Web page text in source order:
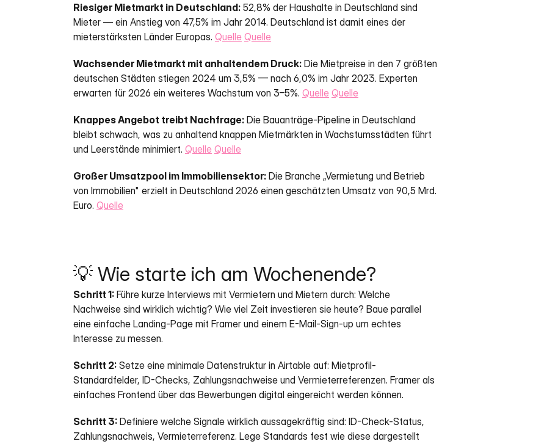
Riesiger Mietmarkt in Deutschland: 52,8% der Haushalte in Deutschland sind
Mieter — ein Anstieg von 47,5% im Jahr 2014. Deutschland ist damit eines der
mieterstärksten Länder Europas. Quelle Quelle
Wachsender Mietmarkt mit anhaltendem Druck: Die Mietpreise in den 7 größten
deutschen Städten stiegen 2024 um 3,5% — nach 6,0% im Jahr 2023. Experten
erwarten für 2026 ein weiteres Wachstum von 3–5%. Quelle Quelle
Knappes Angebot treibt Nachfrage: Die Bauanträge-Pipeline in Deutschland
bleibt schwach, was zu anhaltend knappen Mietmärkten in Wachstumsstädten führt
und Leerstände minimiert. Quelle Quelle
Großer Umsatzpool im Immobiliensektor: Die Branche „Vermietung und Betrieb
von Immobilien" erzielt in Deutschland 2026 einen geschätzten Umsatz von 90,5 Mrd.
Euro. Quelle
💡 Wie starte ich am Wochenende?
Schritt 1: Führe kurze Interviews mit Vermietern und Mietern durch: Welche
Nachweise sind wirklich wichtig? Wie viel Zeit investieren sie heute? Baue parallel
eine einfache Landing-Page mit Framer und einem E-Mail-Sign-up um echtes
Interesse zu messen.
Schritt 2: Setze eine minimale Datenstruktur in Airtable auf: Mietprofil-
Standardfelder, ID-Checks, Zahlungsnachweise und Vermieterreferenzen. Framer als
einfaches Frontend über das Bewerbungen digital eingereicht werden können.
Schritt 3: Definiere welche Signale wirklich aussagekräftig sind: ID-Check-Status,
Zahlungsnachweis, Vermieterreferenz. Lege Standards fest wie diese dargestellt